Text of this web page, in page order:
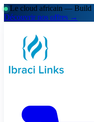
Le cloud africain — Build
Découvrir nos offres →